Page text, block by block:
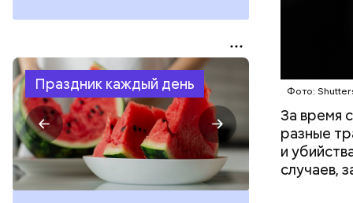
Праздник каждый день Фото:
За время
разные
и
случаев,
Фото: